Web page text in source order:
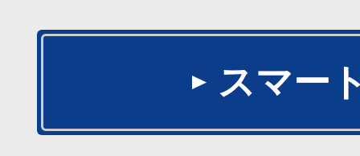
スマー